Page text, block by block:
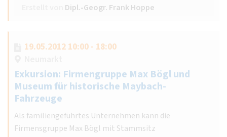
Dipl.-Geogr. Frank Hoppe
19.05.2012 10:00 - 18:00
Exkursion: Firmengruppe Max Bögl und
Museum für historische Maybach-
Fahrzeuge
Als familiengeführtes Unternehmen kann die
Firmensgruppe Max Bögl mit Stammsitz